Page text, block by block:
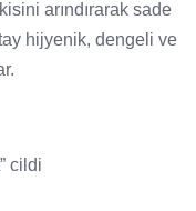
arındırarak sade
hijyenik, dengeli ve
cildi